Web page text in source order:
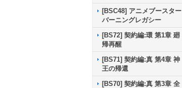
[BSC48] アニメブースター
バーニングレガシー
[BS72] 契約編:環 第1章 廻
帰再醒
[BS71] 契約編:真 第4章 神
王の帰還
[BS70] 契約編:真 第3章 全